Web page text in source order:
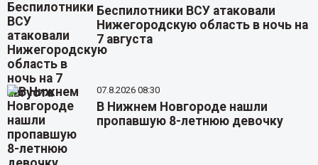
Беспилотники ВСУ атаковали
Нижегородскую область в ночь на
7 августа
07.8.2026 08:30
В Нижнем Новгороде нашли
пропавшую 8-летнюю девочку